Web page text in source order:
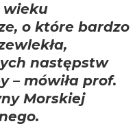
wieku
o które bardzo
następstw
– mówiła prof.
Morskiej